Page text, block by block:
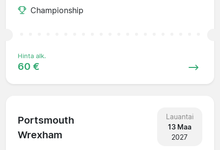
Championship
Hinta alk.
60 €
Portsmouth
Wrexham
Lauantai
13 Maa
2027